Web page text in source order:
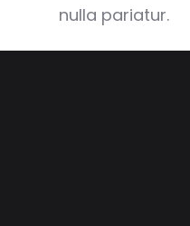
nulla pariatur.